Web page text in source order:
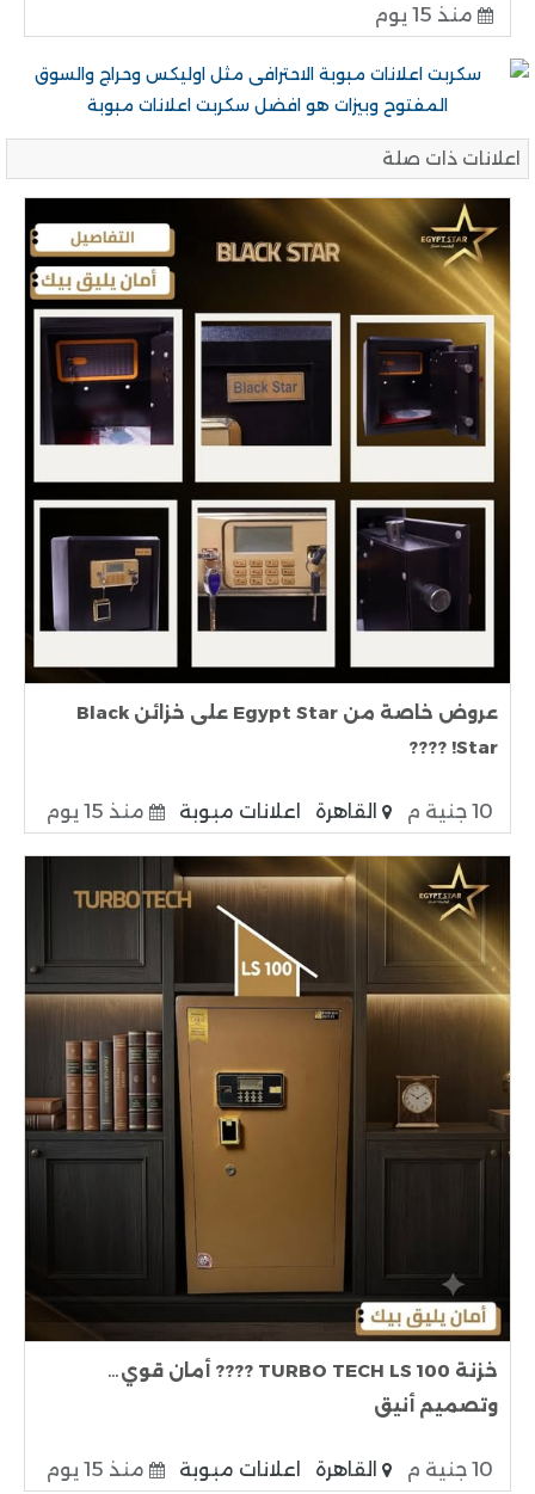
منذ 15 يوم
اعلانات ذات صلة
عروض خاصة من Egypt Star على خزائن Black
Star! ????
10 جنية م القاهرة اعلانات مبوبة منذ 15 يوم
خزنة TURBO TECH LS 100 ???? أمان قوي…
وتصميم أنيق
10 جنية م القاهرة اعلانات مبوبة منذ 15 يوم